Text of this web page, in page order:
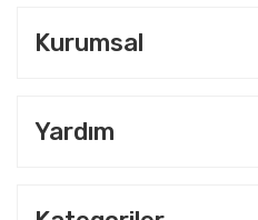
Kurumsal
Yardım